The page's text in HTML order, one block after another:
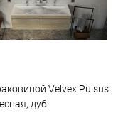
Под заказ
Velvex Pulsus
дуб